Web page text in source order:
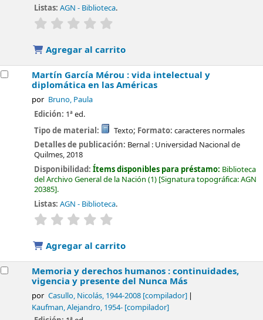
Listas: AGN - Biblioteca.
valoración
Agregar al carrito
Martín García Mérou : vida intelectual y
diplomática en las Américas
por Bruno, Paula
Edición: 1ª ed.
Tipo de material:
Texto; Formato: caracteres normales
Detalles de publicación: Bernal : Universidad Nacional de
Quilmes,2018
Disponibilidad:Ítems disponibles para préstamo: Biblioteca
del Archivo General de la Nación (1) Signatura topográfica:AGN
20385 .
Listas: AGN - Biblioteca.
valoración
Agregar al carrito
Memoria y derechos humanos : continuidades,
vigencia y presente del Nunca Más
por Casullo, Nicolás, 1944-2008[compilador]
Kaufman, Alejandro, 1954- [compilador]